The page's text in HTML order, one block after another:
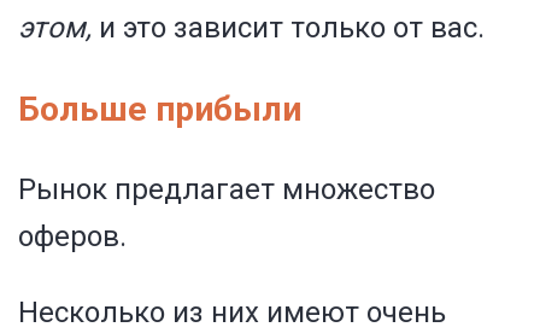
этом, и это зависит только от вас.
Больше прибыли
Рынок предлагает множество
оферов.
Несколько из них имеют очень